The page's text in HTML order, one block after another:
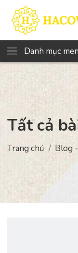
Danh mục
Tất cả
Trang chủ Blog